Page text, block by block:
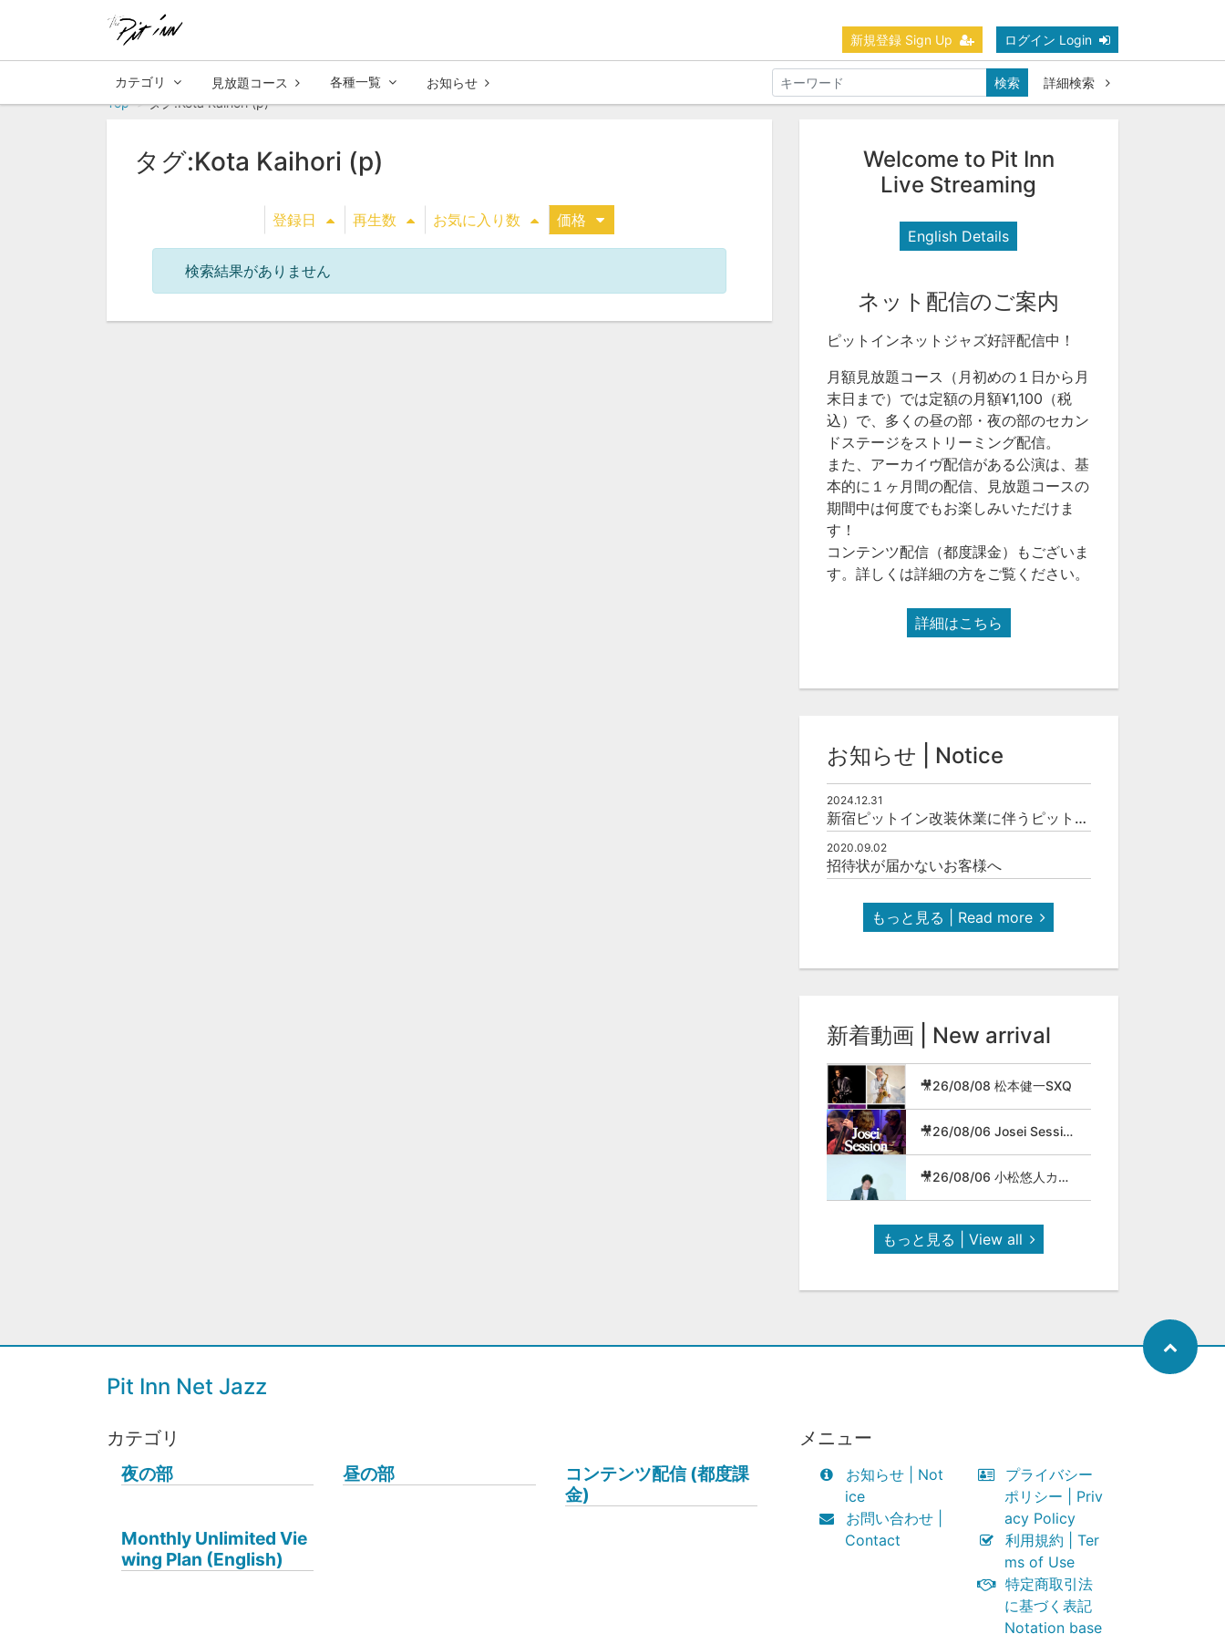
新規登録 Sign Up ログイン Login
カテゴリ 見放題コース 各種一覧 お知らせ 検索
詳細検索
Top
タグ:Kota Kaihori (p)
タグ:Kota Kaihori (p)
登録日 再生数 お気に入り数 価格
検索結果がありません
Welcome to Pit Inn
Live Streaming
English Details
ネット配信のご案内
ピットインネットジャズ好評配信中！
月額見放題コース（月初めの１日から月
末日まで）では定額の月額¥1,100（税
込）で、多くの昼の部・夜の部のセカン
ドステージをストリーミング配信。
また、アーカイヴ配信がある公演は、基
本的に１ヶ月間の配信、見放題コースの
期間中は何度でもお楽しみいただけま
す！
コンテンツ配信（都度課金）もございま
す。詳しくは詳細の方をご覧ください。
詳細はこちら
お知らせ | Notice
2024.12.31
新宿ピットイン改装休業に伴うピットインネットジャズのご案内
2020.09.02
招待状が届かないお客様へ
もっと見る | Read more
新着動画 | New arrival
🎥26/08/08 松本健一SXQ
🎥26/08/06 Josei Session
🎥26/08/06 小松悠人カルテット
もっと見る | View all
Pit Inn Net Jazz
カテゴリ
夜の部
昼の部
コンテンツ配信 (都度課
金)
Monthly Unlimited Vie
wing Plan (English)
メニュー
お知らせ | Not
ice
お問い合わせ |
Contact
プライバシー
ポリシー | Priv
acy Policy
利用規約 | Ter
ms of Use
特定商取引法
に基づく表記
Notation base